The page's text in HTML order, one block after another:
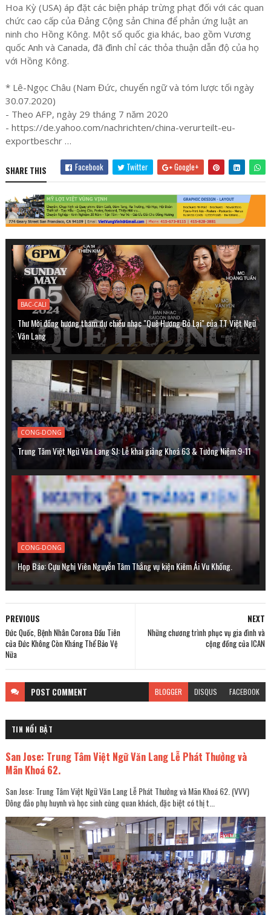
Hoa Kỳ (USA) áp đặt các biện pháp trừng phạt đối với các quan
chức cao cấp của Đảng Cộng sản China để phản ứng luật an
ninh cho Hồng Kông. Một số quốc gia khác, bao gồm Vương
quốc Anh và Canada, đã đình chỉ các thỏa thuận dẫn độ của họ
với Hồng Kông.
* Lê-Ngọc Châu (Nam Đức, chuyển ngữ và tóm lược tối ngày
30.07.2020)
- Theo AFP, ngày 29 tháng 7 năm 2020
- https://de.yahoo.com/nachrichten/china-verurteilt-eu-
exportbeschr …
SHARE THIS Facebook Twitter Google+
BAC-CALI
Thư Mời đồng hương tham dự chiều nhạc "Quê Hương Bỏ Lại" của TT Việt Ngữ
Văn Lang
CONG-DONG
Trung Tâm Việt Ngữ Văn Lang SJ: Lễ khai giảng Khoá 63 & Tưởng Niệm 9-11
CONG-DONG
Họp Báo: Cựu Nghị Viên Nguyễn Tâm Thắng vụ kiện Kiêm Ái Vu Khống.
NEXT
Những chương trình phục vụ gia đình và
cộng đồng của ICAN
PREVIOUS
Đức Quốc, Bệnh Nhân Corona Đầu Tiên
của Đức Không Còn Kháng Thể Bảo Vệ
Nữa
POST COMMENT BLOGGER DISQUS FACEBOOK
TIN NỔI BẬT
San Jose: Trung Tâm Việt Ngữ Văn Lang Lễ Phát Thưởng và
Mãn Khoá 62.
San Jose: Trung Tâm Việt Ngữ Văn Lang Lễ Phát Thưởng và Mãn Khoá 62. (VVV)
Đông đảo phụ huynh và học sinh cùng quan khách, đặc biệt có thị t...